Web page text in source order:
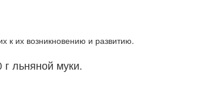
к их возникновению и развитию.
льняной муки.